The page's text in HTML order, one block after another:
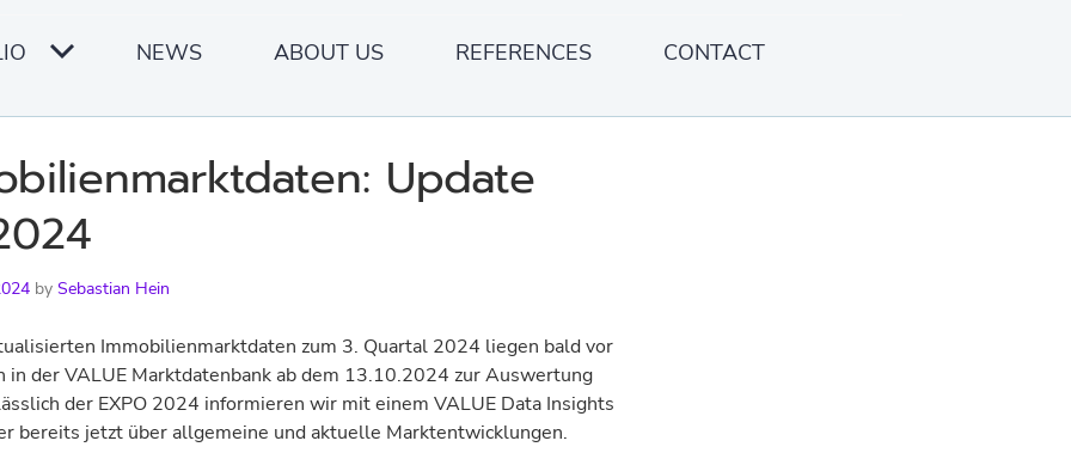
NEWS ABOUT US REFERENCES CONTACT
Update
by Sebastian Hein
Immobilienmarktdaten zum 3. Quartal 2024 liegen bald vor
in derVALUE Marktdatenbank abdem 13.10.2024 zurAuswertung
der EXPO 2024 informieren wir mit einem VALUE Data Insights
bereits jetzt über allgemeine und aktuelle Marktentwicklungen.